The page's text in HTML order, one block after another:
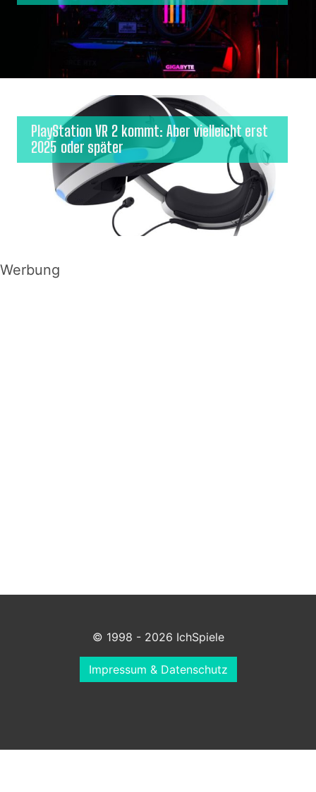
PlayStation VR 2 kommt: Aber vielleicht erst
2025 oder später
Werbung
© 1998 - 2026 IchSpiele
Impressum & Datenschutz